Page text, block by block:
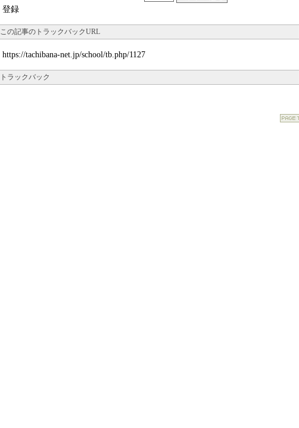
登録
この記事のトラックバックURL
https://tachibana-net.jp/school/tb.php/1127
トラックバック